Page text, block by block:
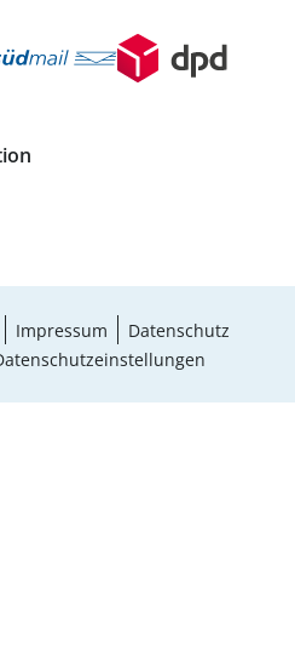
Impressum
Datenschutz